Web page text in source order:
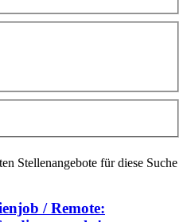
Stellenangebote für diese Suche
/ Remote: